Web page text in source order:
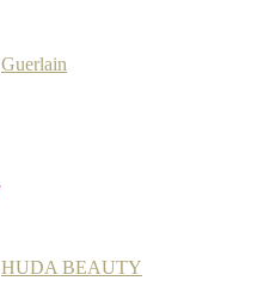
Guerlain
HUDA BEAUTY